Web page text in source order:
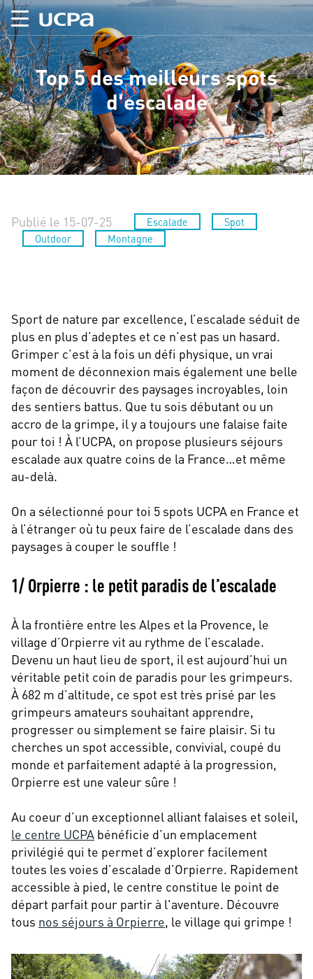
Top 5 des meilleurs spots
d'escalade
Publié le 15-07-25 Escalade
Spot
Outdoor
Montagne
Sport de nature par excellence, l’escalade séduit de
plus en plus d’adeptes et ce n’est pas un hasard.
Grimper c’est à la fois un défi physique, un vrai
moment de déconnexion mais également une belle
façon de découvrir des paysages incroyables, loin
des sentiers battus. Que tu sois débutant ou un
accro de la grimpe, il y a toujours une falaise faite
pour toi ! À l’UCPA, on propose plusieurs séjours
escalade aux quatre coins de la France…et même
au-delà.
On a sélectionné pour toi 5 spots UCPA en France et
à l’étranger où tu peux faire de l’escalade dans des
paysages à couper le souffle !
1/ Orpierre : le petit paradis de l’escalade
À la frontière entre les Alpes et la Provence, le
village d’Orpierre vit au rythme de l’escalade.
Devenu un haut lieu de sport, il est aujourd’hui un
véritable petit coin de paradis pour les grimpeurs.
À 682 m d’altitude, ce spot est très prisé par les
grimpeurs amateurs souhaitant apprendre,
progresser ou simplement se faire plaisir. Si tu
cherches un spot accessible, convivial, coupé du
monde et parfaitement adapté à la progression,
Orpierre est une valeur sûre !
Au coeur d’un exceptionnel alliant falaises et soleil,
le centre UCPA bénéficie d’un emplacement
privilégié qui te permet d’explorer facilement
toutes les voies d’escalade d’Orpierre. Rapidement
accessible à pied, le centre constitue le point de
départ parfait pour partir à l'aventure. Découvre
tous nos séjours à Orpierre, le village qui grimpe !